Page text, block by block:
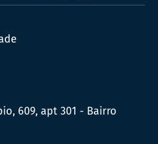
News
609, apt 301 - Bairro